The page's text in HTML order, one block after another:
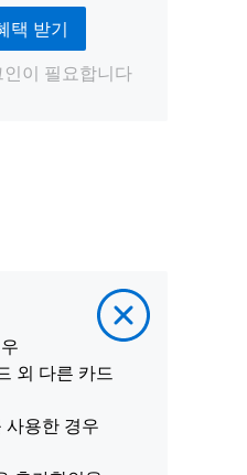
택 받기
인이 필요합니다
외 다른 카드
용한 경우